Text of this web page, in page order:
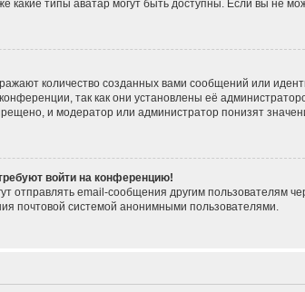
какие типы аватар могут быть доступны. Если вы не
количество созданных вами сообщений или
так как они установлены её
и модератор или администратор понизят
войти на конференцию!
отправлять email-сообщения другим
почтовой системой анонимными пользователями.